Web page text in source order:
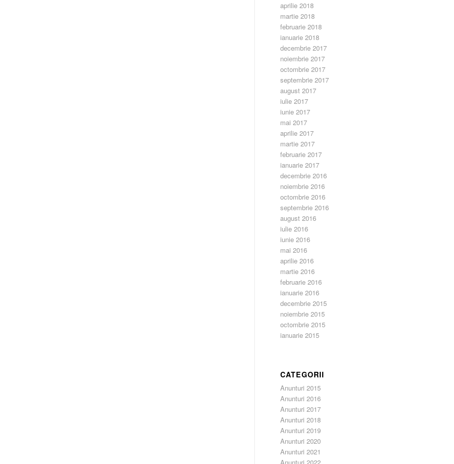
aprilie 2018
martie 2018
februarie 2018
ianuarie 2018
decembrie 2017
noiembrie 2017
octombrie 2017
septembrie 2017
august 2017
iulie 2017
iunie 2017
mai 2017
aprilie 2017
martie 2017
februarie 2017
ianuarie 2017
decembrie 2016
noiembrie 2016
octombrie 2016
septembrie 2016
august 2016
iulie 2016
iunie 2016
mai 2016
aprilie 2016
martie 2016
februarie 2016
ianuarie 2016
decembrie 2015
noiembrie 2015
octombrie 2015
ianuarie 2015
CATEGORII
Anunturi 2015
Anunturi 2016
Anunturi 2017
Anunturi 2018
Anunturi 2019
Anunturi 2020
Anunturi 2021